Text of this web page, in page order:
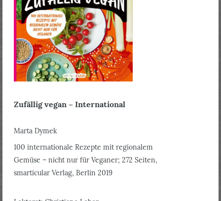
Zufällig vegan – International
Marta Dymek
100 internationale Rezepte mit regionalem
Gemüse – nicht nur für Veganer; 272 Seiten,
smarticular Verlag, Berlin 2019